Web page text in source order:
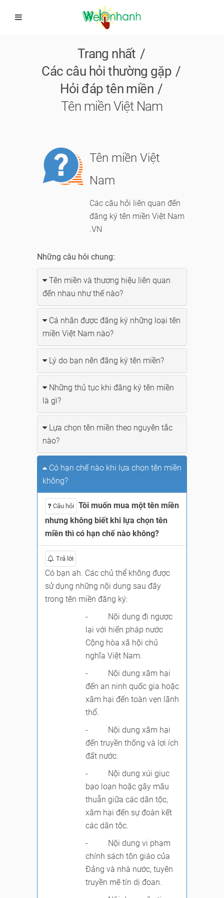
Trang nhất
Các câu hỏi thường gặp
Hỏi đáp tên miền
Tên miền Việt Nam
Module
logo
Tên miền Việt
Nam
Các câu hỏi liên quan đến
đăng ký tên miền Việt Nam
.VN
Những câu hỏi chung:
Tên miền và thương hiệu liên quan
đến nhau như thế nào?
Cá nhân được đăng ký những loại tên
miền Việt Nam nào?
Lý do bạn nên đăng ký tên miền?
Những thủ tục khi đăng ký tên miền
là gì?
Lựa chọn tên miền theo nguyên tắc
nào?
Có hạn chế nào khi lựa chọn tên miền
không?
Câu hỏi Tôi muốn mua một tên miền
nhưng không biết khi lựa chọn tên
miền thì có hạn chế nào không?
Trả lời
Có bạn ah. Các chủ thể không được
sử dụng những nội dung sau đây
trong tên miền đăng ký:
- Nội dung đi ngược
lại với hiến pháp nước
Cộng hòa xã hội chủ
nghĩa Việt Nam.
- Nội dung xâm hại
đến an ninh quốc gia hoặc
xâm hại đến toàn vẹn lãnh
thổ.
- Nội dung xâm hại
đến truyền thống và lợi ích
đất nước.
- Nội dung xúi giục
bạo loạn hoặc gây mâu
thuẫn giữa các dân tộc,
xâm hại đến sự đoàn kết
các dân tộc.
- Nội dung vi phạm
chính sách tôn giáo của
Đảng và nhà nước, tuyên
truyền mê tín dị đoan.